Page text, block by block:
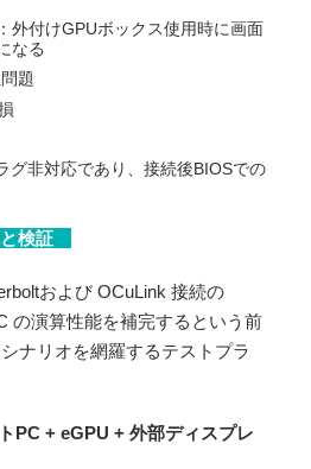
外付けGPUボックス使用時に画面
なる
題
グ非対応であり、接続後BIOSでの
検証
および OCuLink 接続の
の演算性能を補完するという前
ナリオを網羅するテストプラ
PC + eGPU + 外部ディスプレ